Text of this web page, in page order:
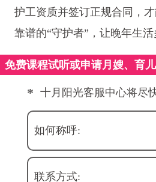
护工资质并签订正规合同，
靠谱的“守护者”，让晚年生活
免费课程试听或申请月嫂、育
* 十月阳光客服中心将尽
如何称呼:
联系方式: